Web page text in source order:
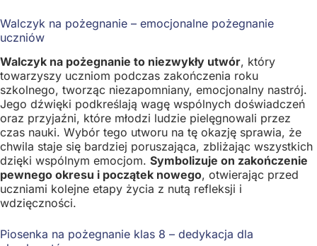
Walczyk na pożegnanie – emocjonalne pożegnanie
uczniów
Walczyk na pożegnanie to niezwykły utwór, który
towarzyszy uczniom podczas zakończenia roku
szkolnego, tworząc niezapomniany, emocjonalny nastrój.
Jego dźwięki podkreślają wagę wspólnych doświadczeń
oraz przyjaźni, które młodzi ludzie pielęgnowali przez
czas nauki. Wybór tego utworu na tę okazję sprawia, że
chwila staje się bardziej poruszająca, zbliżając wszystkich
dzięki wspólnym emocjom. Symbolizuje on zakończenie
pewnego okresu i początek nowego, otwierając przed
uczniami kolejne etapy życia z nutą refleksji i
wdzięczności.
Piosenka na pożegnanie klas 8 – dedykacja dla